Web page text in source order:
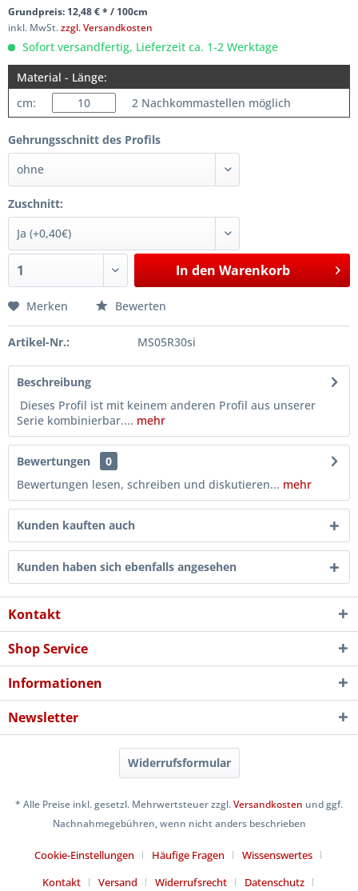
Grundpreis: 12,48 € * / 100cm
inkl. MwSt.zzgl. Versandkosten
Sofort versandfertig, Lieferzeit ca. 1-2 Werktage
Material - Länge:
cm:
2 Nachkommastellen möglich
Gehrungsschnitt des Profils
Zuschnitt:
In den Warenkorb
Merken Bewerten
Artikel-Nr.: MS05R30si
Beschreibung
Dieses Profil ist mit keinem anderen Profil aus unserer
Serie kombinierbar.... mehr
Bewertungen
0
Bewertungen lesen, schreiben und diskutieren... mehr
Kunden kauften auch
Kunden haben sich ebenfalls angesehen
Kontakt
Shop Service
Informationen
Newsletter
Widerrufsformular
* Alle Preise inkl. gesetzl. Mehrwertsteuer zzgl.Versandkosten und ggf.
Nachnahmegebühren, wenn nicht anders beschrieben
Cookie-Einstellungen Häufige Fragen
Wissenswertes
Kontakt
Versand Widerrufsrecht Datenschutz